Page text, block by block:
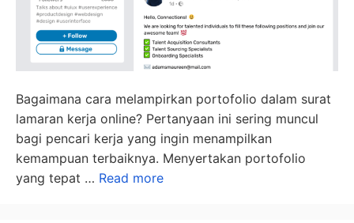
Bagaimana cara melampirkan portofolio dalam surat
lamaran kerja online? Pertanyaan ini sering muncul
bagi pencari kerja yang ingin menampilkan
kemampuan terbaiknya. Menyertakan portofolio
yang tepat … Read more